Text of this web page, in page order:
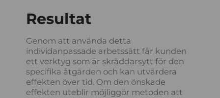
Resultat
Genom att använda detta
individanpassade arbetssätt får kunden
ett verktyg som är skräddarsytt för den
specifika åtgärden och kan utvärdera
effekten över tid. Om den önskade
effekten uteblir möjliggör metoden att